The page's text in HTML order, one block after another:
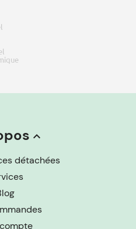
keyboard_arrow_up
détachées